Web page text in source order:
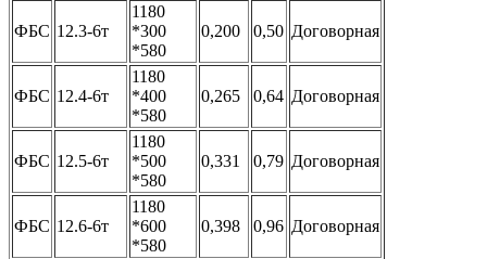
ФБС 12.3-6т
1180
*300
*580
0,200 0,50 Договорная
ФБС 12.4-6т
1180
*400
*580
0,265 0,64 Договорная
ФБС 12.5-6т
1180
*500
*580
0,331 0,79 Договорная
ФБС 12.6-6т
1180
*600
*580
0,398 0,96 Договорная